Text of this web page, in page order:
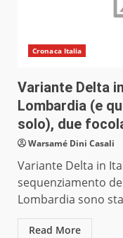
Cronaca Italia
Variante Delta
Lombardia (e
solo), due
Warsamé Dini Casali
Variante Delta in
sequenziamento
Lombardia sono
Read More